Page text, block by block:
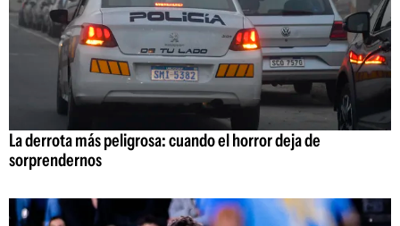
La derrota más peligrosa: cuando el horror deja de
sorprendernos